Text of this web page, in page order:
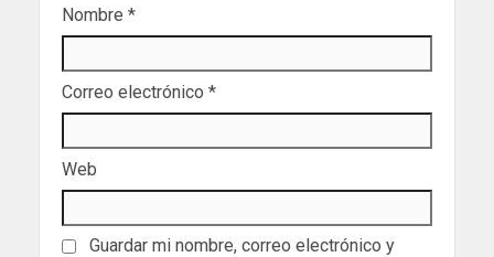
Nombre *
Correo electrónico *
Web
Guardar mi nombre, correo electrónico y